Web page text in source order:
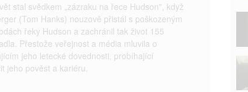
stal svědkem „zázraku na řece Hudson", když
(Tom Hanks) nouzově přistál s poškozeným
řeky Hudson a zachránil tak život 155
Přestože veřejnost a média mluvila o
jeho letecké dovednosti, probíhající
jeho pověst a kariéru.